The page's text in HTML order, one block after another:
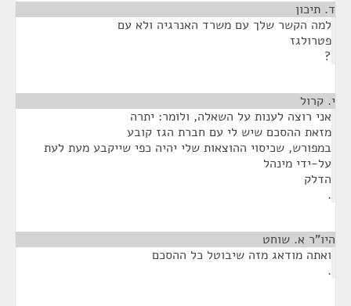
ד. תיכון
למה הקשר שלך עם משרד האנרגיה ולא עם
פטרולגז
?
י. קרול
אני רוצה לענות על השאלה, ולומר: יתרה
מזאת ההסכם שיש לי עם חברת הגז קובע
במפורש, שכיסוי ההוצאות שלי יהיה כפי שייקבע מעת לעת
על-ידי מינהל
הדלק
.
היו"ר א. שוחט
ואתה מודאג מזה שיבוטל כל ההסכם
.